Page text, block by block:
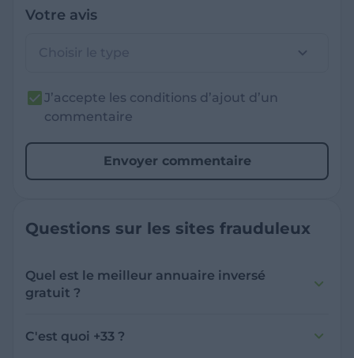
Votre avis
J’accepte les conditions d’ajout d’un
commentaire
Envoyer commentaire
Questions sur les sites frauduleux
Quel est le meilleur annuaire inversé
gratuit ?
recherche de numéro inversée qui est efficace
et gratuite pour identifier les appelants
C'est quoi +33 ?